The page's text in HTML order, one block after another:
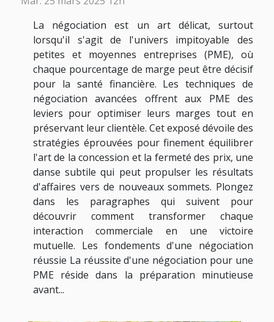
La négociation est un art délicat, surtout
lorsqu'il s'agit de l'univers impitoyable des
petites et moyennes entreprises (PME), où
chaque pourcentage de marge peut être décisif
pour la santé financière. Les techniques de
négociation avancées offrent aux PME des
leviers pour optimiser leurs marges tout en
préservant leur clientèle. Cet exposé dévoile des
stratégies éprouvées pour finement équilibrer
l'art de la concession et la fermeté des prix, une
danse subtile qui peut propulser les résultats
d'affaires vers de nouveaux sommets. Plongez
dans les paragraphes qui suivent pour
découvrir comment transformer chaque
interaction commerciale en une victoire
mutuelle. Les fondements d'une négociation
réussie La réussite d'une négociation pour une
PME réside dans la préparation minutieuse
avant...